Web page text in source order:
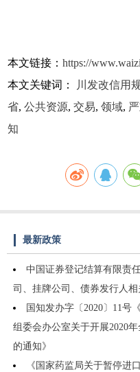
本文链接：https://
本文关键词：
川发改信用
省,公共资源,交易,领域,
知
最新政策
中国证券登记结算有限责
司、挂牌公司、债券发行人
国知发办字〔2020〕11号
组委会办公室关于开展2020
的通知》
《国家药监局关于暂停进